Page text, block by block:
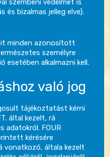
és bizalmas jelleg elve).
minden azonosított
személyre
esetében alkalmazni kell.
való jog
tájékoztatást kérni
által kezelt, rá
adatokról. FOUR
kérésére
vonatkozó, általa kezelt